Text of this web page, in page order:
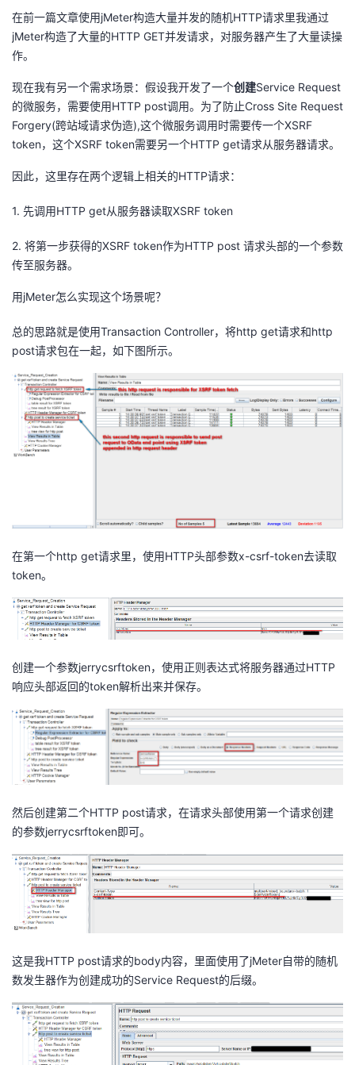
在前一篇文章使用jMeter构造大量并发的随机HTTP请求里我通过
jMeter构造了大量的HTTP GET并发请求，对服务器产生了大量读操
作。
现在我有另一个需求场景：假设我开发了一个创建Service Request
的微服务，需要使用HTTP post调用。为了防止Cross Site Request
Forgery(跨站域请求伪造),这个微服务调用时需要传一个XSRF
token，这个XSRF token需要另一个HTTP get请求从服务器请求。
因此，这里存在两个逻辑上相关的HTTP请求：
1. 先调用HTTP get从服务器读取XSRF token
2. 将第一步获得的XSRF token作为HTTP post 请求头部的一个参数
传至服务器。
用jMeter怎么实现这个场景呢？
总的思路就是使用Transaction Controller，将http get请求和http
post请求包在一起，如下图所示。
在第一个http get请求里，使用HTTP头部参数x-csrf-token去读取
token。
创建一个参数jerrycsrftoken，使用正则表达式将服务器通过HTTP
响应头部返回的token解析出来并保存。
然后创建第二个HTTP post请求，在请求头部使用第一个请求创建
的参数jerrycsrftoken即可。
这是我HTTP post请求的body内容，里面使用了jMeter自带的随机
数发生器作为创建成功的Service Request的后缀。